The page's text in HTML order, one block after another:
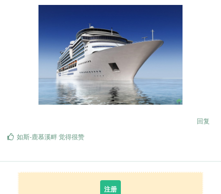
回复
如斯-鹿慕溪畔觉得很赞
注册